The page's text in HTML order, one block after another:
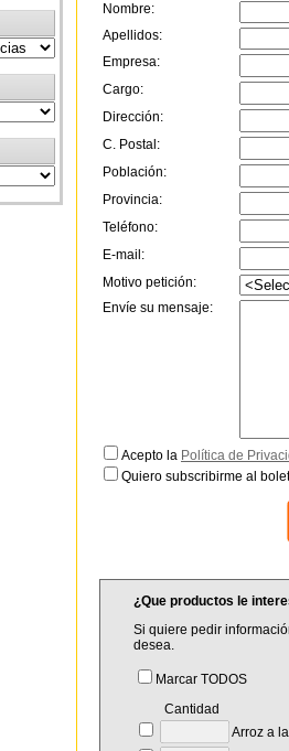
Nombre:
Apellidos:
Empresa:
Cargo:
Dirección:
C. Postal:
Población:
Provincia:
Teléfono:
E-mail:
Motivo petición:
Envíe su mensaje:
Acepto la Política de
Quiero subscribirme al
¿Que productos le
Si quiere pedir
desea.
Marcar TODOS
Cantidad
Arroz a